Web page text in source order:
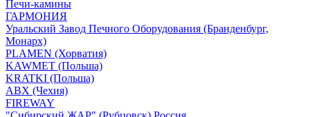
Печи-камины
ГАРМОНИЯ
Уральский Завод Печного Оборудования (Бранденбург,
Монарх)
PLAMEN (Хорватия)
KAWMET (Польша)
KRATKI (Польша)
ABX (Чехия)
FIREWAY